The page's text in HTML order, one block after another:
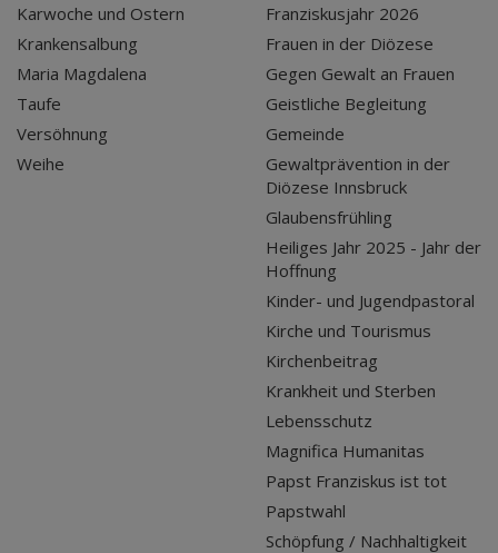
Karwoche und Ostern
Krankensalbung
Maria Magdalena
Taufe
Versöhnung
Weihe
Franziskusjahr 2026
Frauen in der Diözese
Gegen Gewalt an Frauen
Geistliche Begleitung
Gemeinde
Gewaltprävention in der
Diözese Innsbruck
Glaubensfrühling
Heiliges Jahr 2025 - Jahr der
Hoffnung
Kinder- und Jugendpastoral
Kirche und Tourismus
Kirchenbeitrag
Krankheit und Sterben
Lebensschutz
Magnifica Humanitas
Papst Franziskus ist tot
Papstwahl
Schöpfung / Nachhaltigkeit